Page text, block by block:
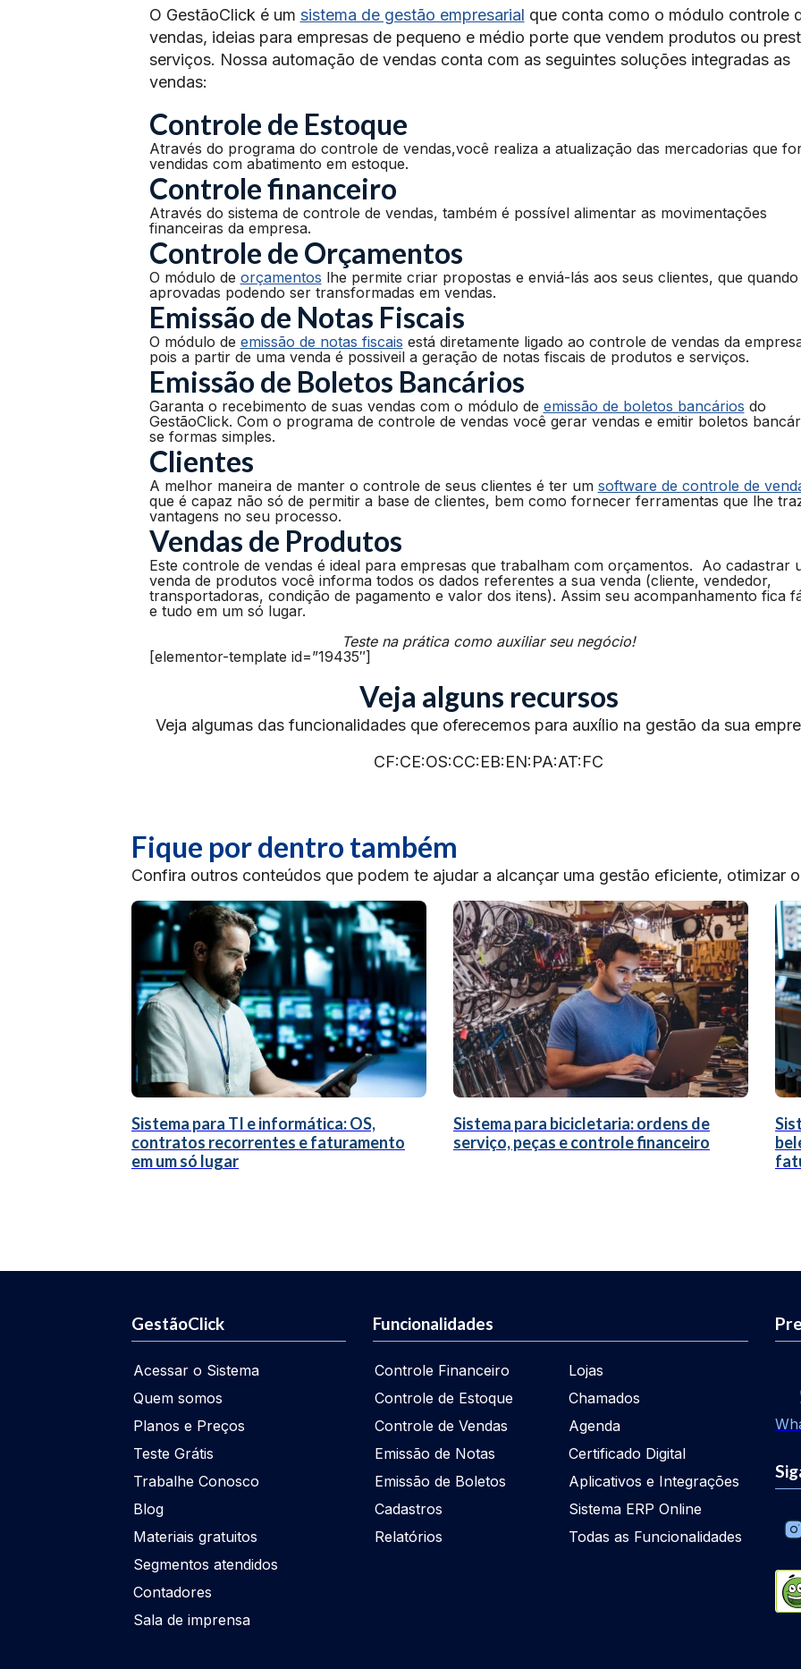
O GestãoClick é um sistema de gestão empresarial que conta como o módulo controle
vendas, ideias para empresas de pequeno e médio porte que vendem produtos ou
serviços. Nossa automação de vendas conta com as seguintes soluções integradas as
vendas:
Controle de Estoque
Através do programa do controle de vendas,você realiza a atualização das mercadorias que
vendidas com abatimento em estoque.
Controle financeiro
Através do sistema de controle de vendas, também é possível alimentar as movimentações
financeiras da empresa.
Controle de Orçamentos
O módulo de orçamentos lhe permite criar propostas e enviá-lás aos seus clientes, que quando
aprovadas podendo ser transformadas em vendas.
Emissão de Notas Fiscais
O módulo de emissão de notas fiscais está diretamente ligado ao controle de vendas da
pois a partir de uma venda é possiveil a geração de notas fiscais de produtos e serviços.
Emissão de Boletos Bancários
Garanta o recebimento de suas vendas com o módulo de emissão de boletos bancários do
GestãoClick. Com o programa de controle de vendas você gerar vendas e emitir boletos
se formas simples.
Clientes
A melhor maneira de manter o controle de seus clientes é ter um software de controle de
que é capaz não só de permitir a base de clientes, bem como fornecer ferramentas que lhe
vantagens no seu processo.
Vendas de Produtos
Este controle de vendas é ideal para empresas que trabalham com orçamentos. Ao cadastrar
venda de produtos você informa todos os dados referentes a sua venda (cliente, vendedor,
transportadoras, condição de pagamento e valor dos itens). Assim seu acompanhamento fica
e tudo em um só lugar.
Teste na prática como auxiliar seu negócio!
[elementor-template id=”19435″]
Veja alguns recursos
Veja algumas das funcionalidades que oferecemos para auxílio na gestão da sua
CF:CE:OS:CC:EB:EN:PA:AT:FC
Fique por dentro também
Confira outros conteúdos que podem te ajudar a alcançar uma gestão eficiente, otimizar
Sistema para TI e informática: OS,
contratos recorrentes e faturamento
em um só lugar
Sistema para bicicletaria: ordens de
serviço, peças e controle financeiro
GestãoClick
Acessar o Sistema
Quem somos
Planos e Preços
Teste Grátis
Trabalhe Conosco
Blog
Materiais gratuitos
Segmentos atendidos
Contadores
Sala de imprensa
Funcionalidades
Controle Financeiro
Controle de Estoque
Controle de Vendas
Emissão de Notas
Emissão de Boletos
Cadastros
Relatórios
Lojas
Chamados
Agenda
Certificado Digital
Aplicativos e Integrações
Sistema ERP Online
Todas as Funcionalidades